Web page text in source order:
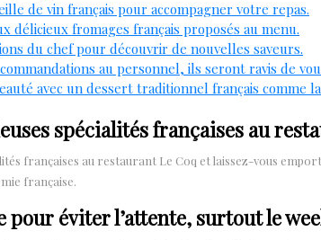
de vin français pour accompagner votre repas.
délicieux fromages français proposés au menu.
du chef pour découvrir de nouvelles saveurs.
au personnel, ils seront ravis de
avec un dessert traditionnel français comme
spécialités françaises au
françaises au restaurant Le Coq et laissez-vous
française.
pour éviter l’attente, surtout le